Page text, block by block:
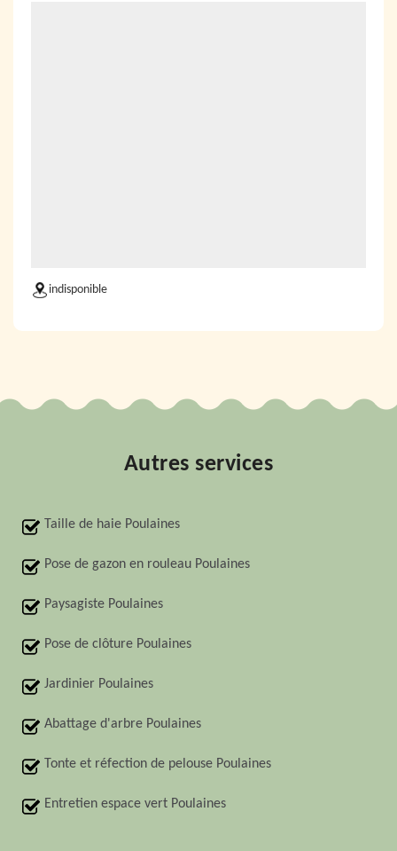
indisponible
Autres services
Taille de haie Poulaines
Pose de gazon en rouleau Poulaines
Paysagiste Poulaines
Pose de clôture Poulaines
Jardinier Poulaines
Abattage d'arbre Poulaines
Tonte et réfection de pelouse Poulaines
Entretien espace vert Poulaines